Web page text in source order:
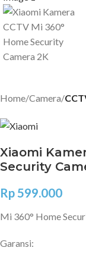
Home Camera
Xiaomi
Security
Rp599.000
Mi 360° Home
Garansi: